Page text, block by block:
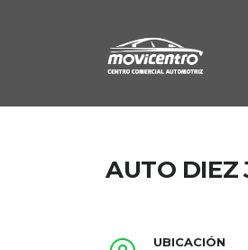
AUTO DIEZ
UBICACIÓN